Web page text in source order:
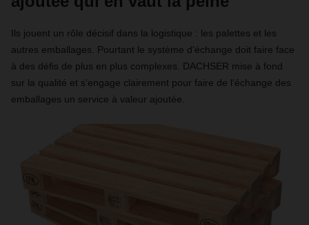
Ils jouent un rôle décisif dans la logistique : les palettes et les
autres emballages. Pourtant le système d'échange doit faire face
à des défis de plus en plus complexes. DACHSER mise à fond
sur la qualité et s'engage clairement pour faire de l'échange des
emballages un service à valeur ajoutée.